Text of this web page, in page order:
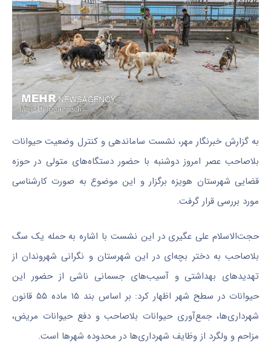
به گزارش خبرنگار مهر، نشست ساماندهی و کنترل وضعیت حیوانات
بلاصاحب عصر امروز دوشنبه با حضور دستگاه‌های متولی در حوزه
قضایی شهرستان هویزه برگزار و این موضوع به صورت کارشناسی
مورد بررسی قرار گرفت.
حجت‌الاسلام علی عگیری در این نشست با اشاره به حمله یک سگ
بلاصاحب به دختر بچه‌ای در این شهرستان و نگرانی شهروندان از
تهدیدهای بهداشتی و آسیب‌های جسمانی ناشی از حضور این
حیوانات در سطح شهر اظهار کرد: بر اساس بند ۱۵ ماده ۵۵ قانون
شهرداری‌ها، جمع‌آوری حیوانات بلاصاحب و دفع حیوانات مریض،
مزاحم و ولگرد از وظایف شهرداری‌ها در محدوده شهرها است.